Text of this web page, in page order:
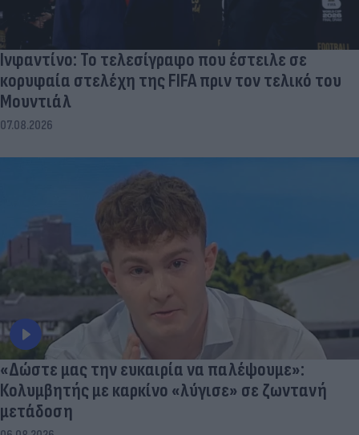
Ινφαντίνο: Το τελεσίγραφο που έστειλε σε
κορυφαία στελέχη της FIFA πριν τον τελικό του
Μουντιάλ
07.08.2026
«Δώστε μας την ευκαιρία να παλέψουμε»:
Κολυμβητής με καρκίνο «λύγισε» σε ζωντανή
μετάδοση